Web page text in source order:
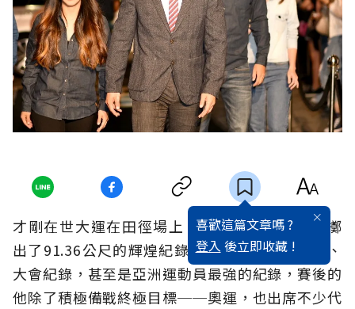
喜歡這篇文章嗎 ?
登入 後立即收藏 !
才剛在世大運在田徑場上，年僅23歲的鄭兆村擲
出了91.36公尺的輝煌紀錄，這不僅破全國紀錄、
大會紀錄，甚至是亞洲運動員最強的紀錄，賽後的
他除了積極備戰終極目標──奧運，也出席不少代